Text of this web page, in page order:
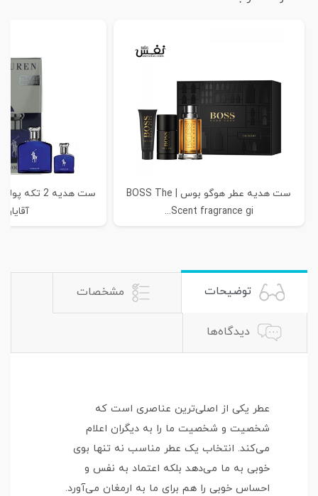
ست هدیه عطر هوگو بوس | BOSS The
Scent fragrance gi...
ست هدیه 2
آقایان
توضیحات مشخصات
دیدگاه‌ها
عطر یکی از اصلی‌ترین عناصری است که
شخصیت و شخصیت ما را به دیگران اعلام
می‌کند. انتخاب یک عطر مناسب نه تنها بوی
خوبی به ما می‌دهد بلکه اعتماد به نفس و
احساس خوبی را هم برای ما به ارمغان می‌آورد.